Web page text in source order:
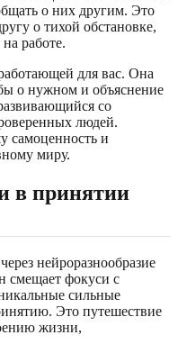
о них другим. Это
о тихой обстановке,
работе.
для вас. Она
о нужном и объяснение
со
людей.
самоценность и
миру.
в принятии
нейроразнообразие
фокуси с
сильные
Это путешествие
жизни,